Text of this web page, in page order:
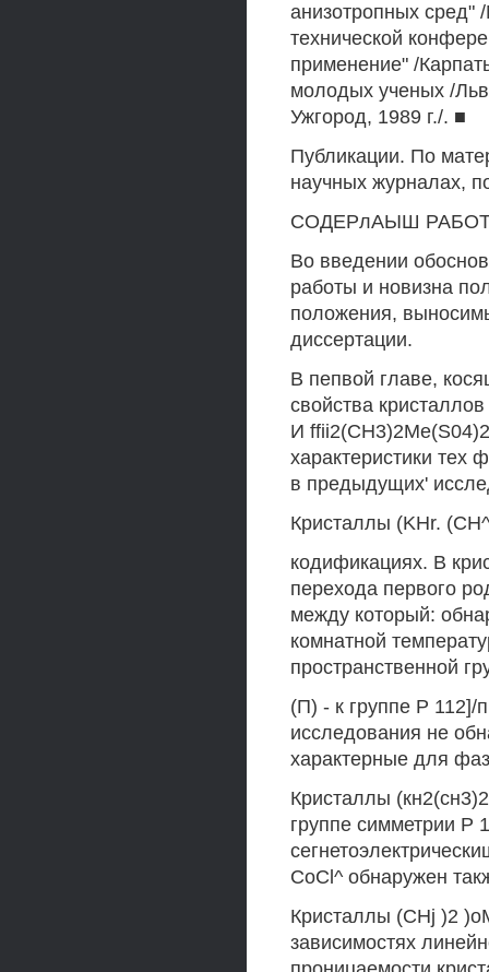
анизотропных сред"
технической
применение" /
молодых ученых /
Ужгород, 1989 г./. ■
Публикации. По
научных журналах,
СОДЕРлАЫШ
Во введении
работы и новизна
положения,
диссертации.
В пепвой главе,
свойства
И
характеристики тех
в предыдущих'
Кристаллы (KHr.
кодификациях. В
перехода первого
между который:
комнатной
пространственной
(П) - к группе Р 112]/
исследования не
характерные для
Кристаллы
группе симметрии Р
CoCl^ обнаружен
Кристаллы (CHj )2
зависимостях